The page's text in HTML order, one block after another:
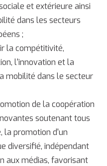
et extérieure ainsi
dans les secteurs
;
la compétitivité,
l'innovation et la
mobilité dans le secteur
de la coopération
soutenant tous
la promotion d'un
diversifié, indépendant
aux médias, favorisant